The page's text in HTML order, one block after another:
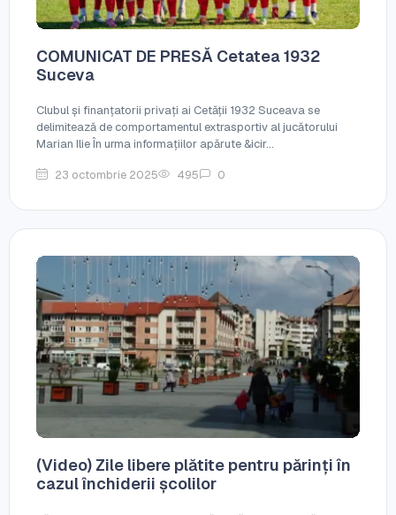
COMUNICAT DE PRESĂ Cetatea 1932
Suceva
Clubul și finanțatorii privați ai Cetății 1932 Suceava se
delimitează de comportamentul extrasportiv al jucătorului
Marian Ilie În urma informațiilor apărute &icir...
23 octombrie 2025 495 0
(Video) Zile libere plătite pentru părinți în
cazul închiderii școlilor